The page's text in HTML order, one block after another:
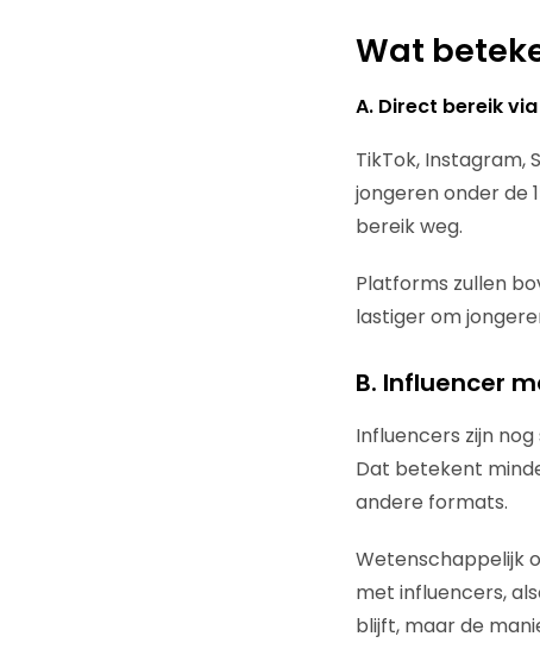
Wat
A. Direct bereik
TikTok, Instagram,
jongeren onder de
bereik weg.
Platforms zullen
lastiger om
B. Influencer
Influencers zijn
Dat betekent
andere formats.
Wetenschappelijk
met influencers,
blijft, maar de